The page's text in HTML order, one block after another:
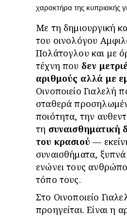
χαρακτήρα της κυπριακής
Με τη δημιουργική
του οινολόγου
Πολάτογλου και με
τέχνη που δεν
αριθμούς αλλά με
Οινοποιείο Γιαλελή
σταθερά
ποιότητα, την
τη συναισθηματική
του κρασιού —
συναισθήματα,
ενώνει τους
τόπο τους.
Στο Οινοποιείο
προηγείται. Είναι η